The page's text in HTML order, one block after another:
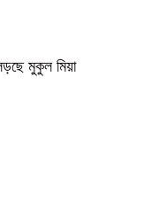
মুকুল মিয়া